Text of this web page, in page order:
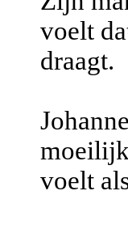
voelt
draagt.
voelt